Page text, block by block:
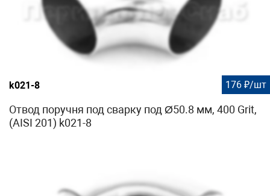
k021-8 176 ₽/шт
Отвод поручня под сварку под Ø50.8 мм, 400 Grit,
(AISI 201) k021-8